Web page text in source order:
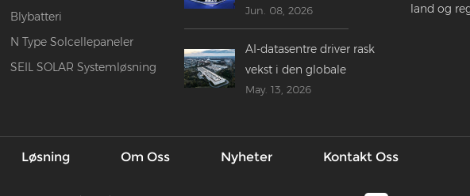
Blybatteri
N Type Solcellepaneler
SEIL SOLAR Systemløsning
2026 ------
Innovasjoner,
fusjoner og
globale utsikter
Jun. 08, 2026
AI-datasentre driver rask
vekst i den globale
energilagringsindustrien
May. 13, 2026
land og
Løsning Om Oss Nyheter
Kontakt Oss